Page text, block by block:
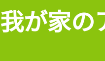
我が家の